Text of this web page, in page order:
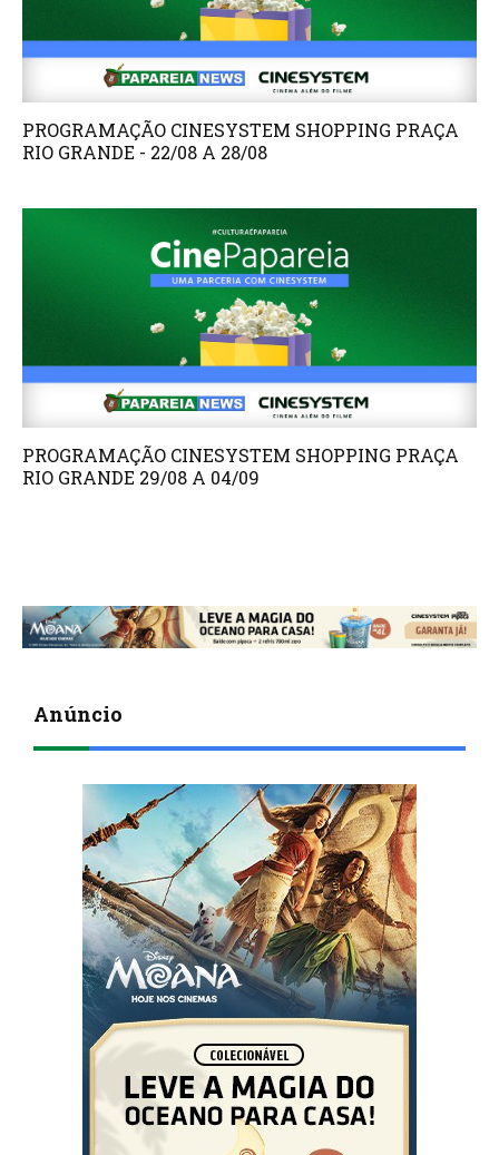
PROGRAMAÇÃO CINESYSTEM SHOPPING PRAÇA
RIO GRANDE - 22/08 A 28/08
PROGRAMAÇÃO CINESYSTEM SHOPPING PRAÇA
RIO GRANDE 29/08 A 04/09
Anúncio